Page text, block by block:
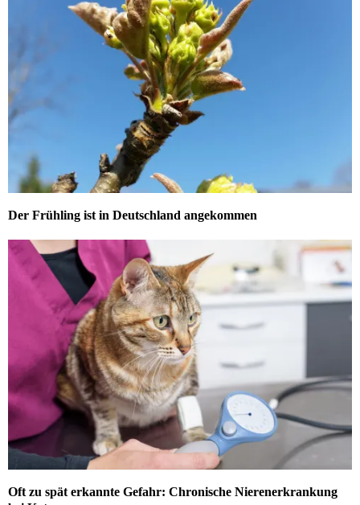
Der Frühling ist in Deutschland angekommen
Oft zu spät erkannte Gefahr: Chronische Nierenerkrankung